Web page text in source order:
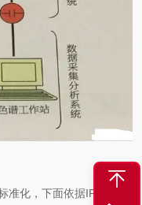
化，下面依据IPC标准T